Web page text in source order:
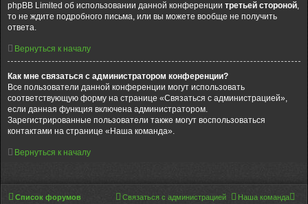
phpBB Limited об использовании данной конференции третьей стороной,
то не ждите подробного письма, или вы можете вообще не получить
ответа.
Вернуться к началу
Как мне связаться с администратором конференции?
Все пользователи данной конференции могут использовать
соответствующую форму на странице «Связаться с администрацией»,
если данная функция включена администратором.
Зарегистрированные пользователи также могут воспользоваться
контактами на странице «Наша команда».
Вернуться к началу
Список форумов Наша команда
Связаться с администрацией